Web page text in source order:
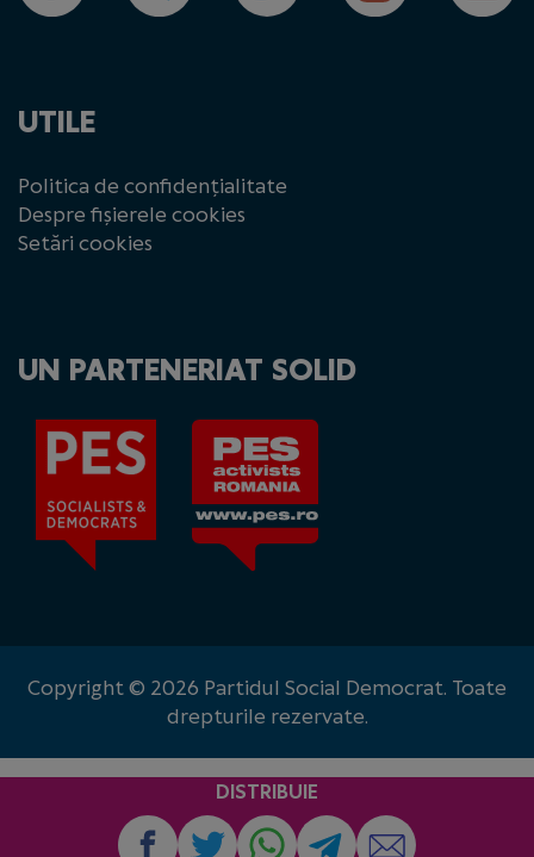
UTILE
Politica de confidențialitate
Despre fișierele cookies
Setări cookies
UN PARTENERIAT SOLID
Copyright © 2026 Partidul Social Democrat. Toate
drepturile rezervate.
DISTRIBUIE